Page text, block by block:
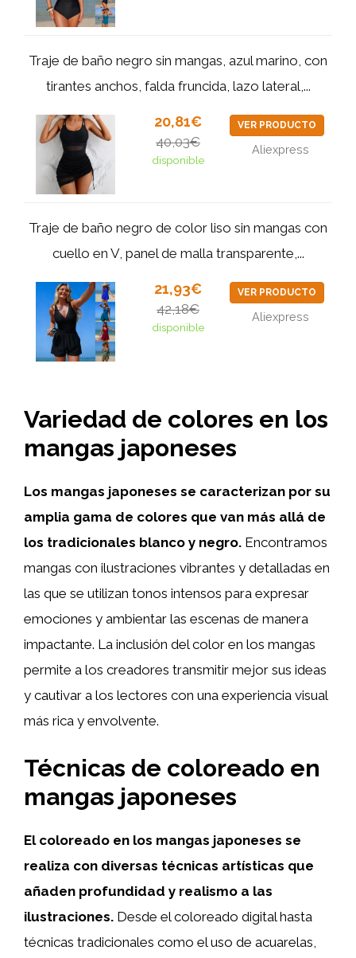
Traje de baño negro sin mangas, azul marino, con
tirantes anchos, falda fruncida, lazo lateral,...
20,81€
40,03€
disponible
VER PRODUCTO
Aliexpress
Traje de baño negro de color liso sin mangas con
cuello en V, panel de malla transparente,...
21,93€
42,18€
disponible
VER PRODUCTO
Aliexpress
Variedad de colores en los
mangas japoneses
Los mangas japoneses se caracterizan por su
amplia gama de colores que van más allá de
los tradicionales blanco y negro. Encontramos
mangas con ilustraciones vibrantes y detalladas en
las que se utilizan tonos intensos para expresar
emociones y ambientar las escenas de manera
impactante. La inclusión del color en los mangas
permite a los creadores transmitir mejor sus ideas
y cautivar a los lectores con una experiencia visual
más rica y envolvente.
Técnicas de coloreado en
mangas japoneses
El coloreado en los mangas japoneses se
realiza con diversas técnicas artísticas que
añaden profundidad y realismo a las
ilustraciones. Desde el coloreado digital hasta
técnicas tradicionales como el uso de acuarelas,